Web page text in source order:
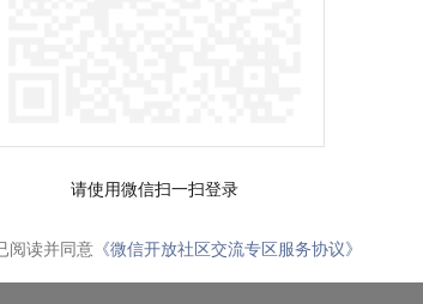
请使用微信扫一扫登录
阅读并同意 《微信开放社区交流专区服务协议》